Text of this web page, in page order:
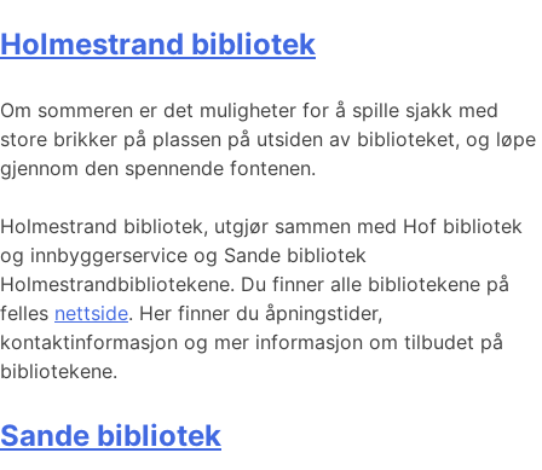
Holmestrand bibliotek
Om sommeren er det muligheter for å spille sjakk med
store brikker på plassen på utsiden av biblioteket, og løpe
gjennom den spennende fontenen.
Holmestrand bibliotek, utgjør sammen med Hof bibliotek
og innbyggerservice og Sande bibliotek
Holmestrandbibliotekene. Du finner alle bibliotekene på
felles nettside. Her finner du åpningstider,
kontaktinformasjon og mer informasjon om tilbudet på
bibliotekene.
Sande bibliotek